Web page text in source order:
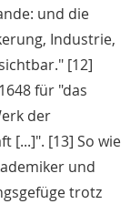
und die
Industrie,
[12]
für "das
der
[...]". [13] So wie
und
trotz